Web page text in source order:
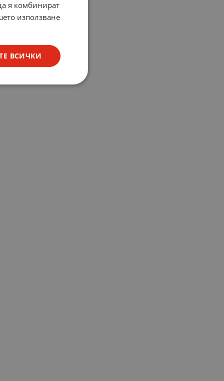
я комбинират
използване
ВСИЧКИ